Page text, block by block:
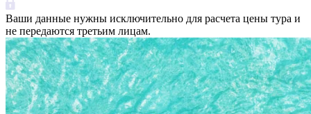
Ваши данные нужны исключительно для расчета цены тура и
не передаются третьим лицам.